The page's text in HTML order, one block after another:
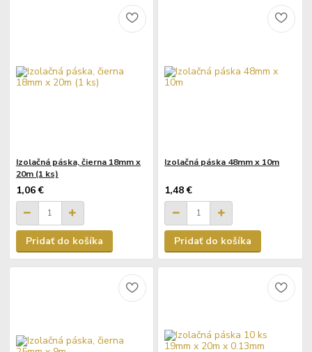
Izolačná páska, čierna 18mm x
20m (1 ks)
1,06 €
Pridať do košíka
Izolačná páska 48mm x 10m
1,48 €
Pridať do košíka